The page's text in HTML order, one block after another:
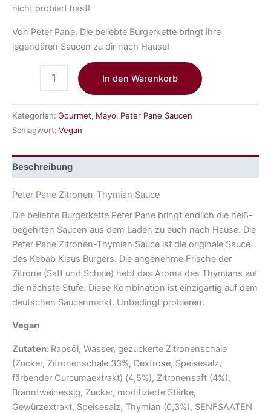
nicht probiert hast!
Von Peter Pane. Die beliebte Burgerkette bringt ihre
legendären Saucen zu dir nach Hause!
In den Warenkorb
Kategorien: Gourmet, Mayo, Peter Pane Saucen
Schlagwort: Vegan
Beschreibung
Peter Pane Zitronen-Thymian Sauce
Die beliebte Burgerkette Peter Pane bringt endlich die heiß-
begehrten Saucen aus dem Laden zu euch nach Hause. Die
Peter Pane Zitronen-Thymian Sauce ist die originale Sauce
des Kebab Klaus Burgers. Die angenehme Frische der
Zitrone (Saft und Schale) hebt das Aroma des Thymians auf
die nächste Stufe. Diese Kombination ist einzigartig auf dem
deutschen Saucenmarkt. Unbedingt probieren.
Vegan
Zutaten: Rapsöl, Wasser, gezuckerte Zitronenschale
(Zucker, Zitronenschale 33%, Dextrose, Speisesalz,
färbender Curcumaextrakt) (4,5%), Zitronensaft (4%),
Branntweinessig, Zucker, modifizierte Stärke,
Gewürzextrakt, Speisesalz, Thymian (0,3%), SENFSAATEN